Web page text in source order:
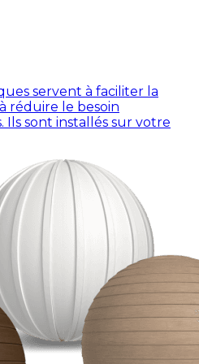
servent à faciliter la
réduire le besoin
Ils sont installés sur votre